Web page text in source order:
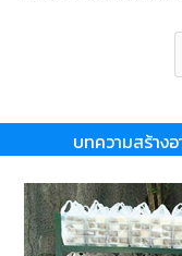
บทความสร้าง